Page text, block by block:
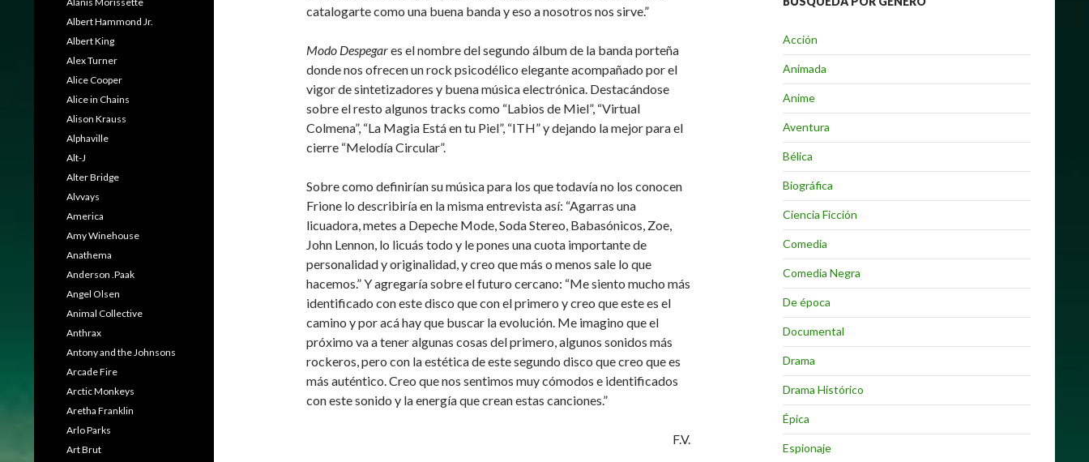
catalogarte como una buena banda y eso a nosotros nos sirve.”
Modo Despegares el nombre del segundo álbum de la banda porteña
donde nos ofrecen un rock psicodélico elegante acompañado por el
vigor de sintetizadores y buena música electrónica. Destacándose
sobre el resto algunos tracks como “Labios de Miel”, “Virtual
Colmena”, “La Magia Está en tu Piel”, “ITH” y dejando la mejor para el
cierre “Melodía Circular”.
Sobre como definirían su música para los que todavía no los conocen
Frione lo describiría en la misma entrevista así: “Agarras una
licuadora, metes a Depeche Mode, Soda Stereo, Babasónicos, Zoe,
John Lennon, lo licuás todo y le pones una cuota importante de
personalidad y originalidad, y creo que más o menos sale lo que
hacemos.” Y agregaría sobre el futuro cercano: “Me siento mucho más
identificado con este disco que con el primero y creo que este es el
camino y por acá hay que buscar la evolución. Me imagino que el
próximo va a tener algunas cosas del primero, algunos sonidos más
rockeros, pero con la estética de este segundo disco que creo que es
más auténtico. Creo que nos sentimos muy cómodos e identificados
con este sonido y la energía que crean estas canciones.”
F.V.
Acción
Animada
Anime
Aventura
Bélica
Biográfica
Ciencia Ficción
Comedia
Comedia Negra
De época
Documental
Drama
Drama Histórico
Épica
Espionaje
Albert Hammond Jr.
Albert King
Alex Turner
Alice Cooper
Alice in Chains
Alison Krauss
Alphaville
Alt-J
Alter Bridge
Alvvays
America
Amy Winehouse
Anathema
Anderson .Paak
Angel Olsen
Animal Collective
Anthrax
Antony and the Johnsons
Arcade Fire
Arctic Monkeys
Aretha Franklin
Arlo Parks
Art Brut